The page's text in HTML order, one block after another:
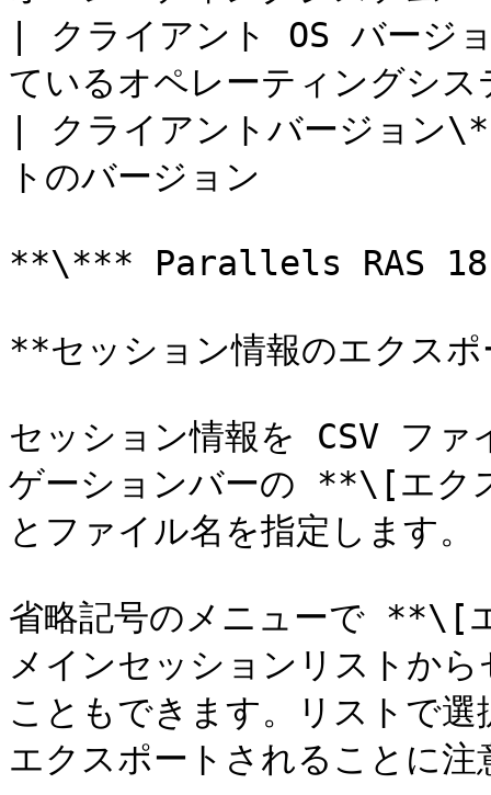
| クライアント OS バージ
ているオペレーティングシ
| クライアントバージョ
トのバージョン
**\*** Parallels RAS
**セッション情報のエクス
セッション情報を CSV ファ
ゲーションバーの **\[エク
とファイル名を指定します。
省略記号のメニューで **\[
メインセッションリストか
こともできます。リストで
エクスポートされることに